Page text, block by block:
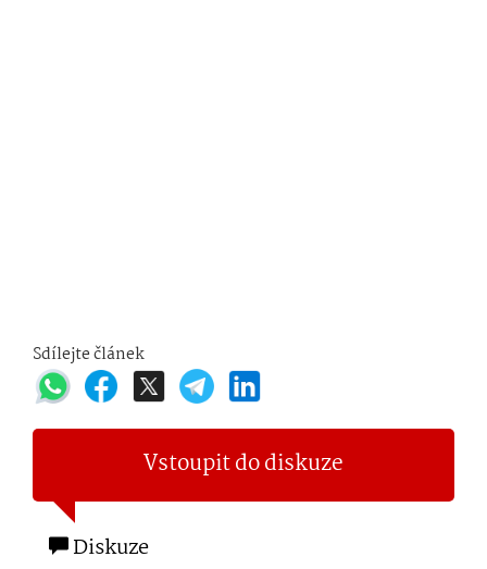
Sdílejte článek
Vstoupit do diskuze
Diskuze